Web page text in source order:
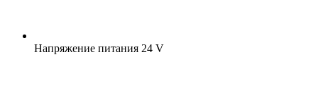
Напряжение питания 24 V